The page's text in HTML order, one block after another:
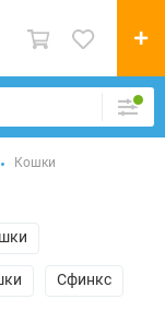
Кошки
Cфинкс